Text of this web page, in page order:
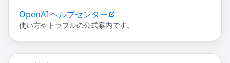
OpenAI ヘルプセンター
使い方やトラブルの公式案内です。